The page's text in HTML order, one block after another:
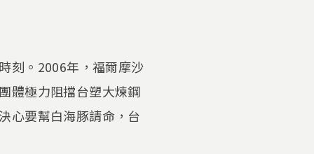
刻。2006年，福爾摩沙
體極力阻擋台塑大煉鋼
心要幫白海豚請命，台